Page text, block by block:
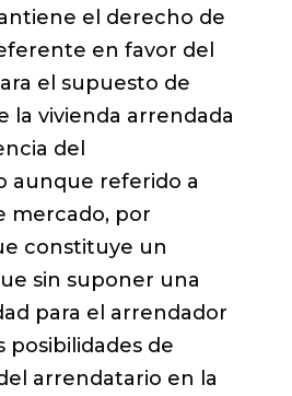
el derecho de
en favor del
el supuesto de
la vivienda arrendada
del
aunque referido a
mercado, por
constituye un
sin suponer una
para el arrendador
posibilidades de
arrendatario en la